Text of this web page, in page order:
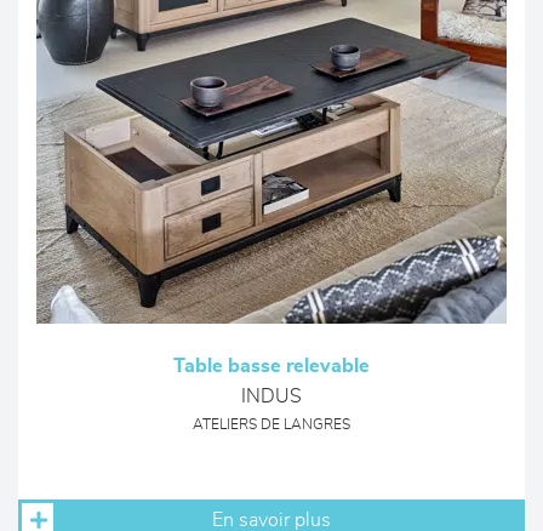
Table basse relevable
INDUS
ATELIERS DE LANGRES
En savoir plus